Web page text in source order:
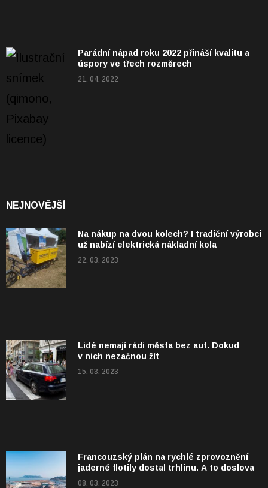
Parádní nápad roku 2022 přináší kvalitu a
úspory ve třech rozměrech
21. 04. 2022
NEJNOVĚJŠÍ
Na nákup na dvou kolech? I tradiční výrobci
už nabízí elektrická nákladní kola
22. 03. 2023
Lidé nemají rádi města bez aut. Dokud
v nich nezačnou žít
15. 03. 2023
Francouzský plán na rychlé zprovoznění
jaderné flotily dostal trhlinu. A to doslova
08. 03. 2023